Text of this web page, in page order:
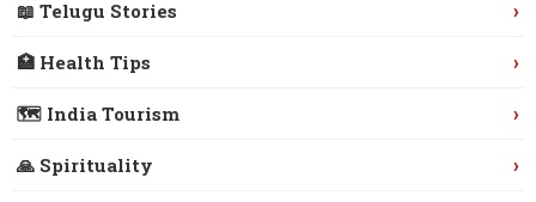
📖 Telugu Stories ›
🏥 Health Tips ›
🗺️ India Tourism ›
🙏 Spirituality ›